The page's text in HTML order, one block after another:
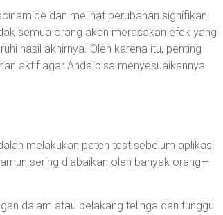
dan melihat perubahan signifikan
semua orang akan merasakan efek yang
hasil akhirnya. Oleh karena itu, penting
aktif agar Anda bisa menyesuaikannya
melakukan patch test sebelum aplikasi
sering diabaikan oleh banyak orang—
dalam atau belakang telinga dan tunggu